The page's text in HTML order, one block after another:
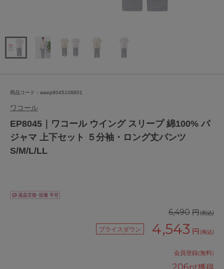
商品コード：waep8045108801
ワコール
EP8045｜ワコール ウイング スリープ 綿100% パ
ジャマ 上下セット ５分袖・ロング丈パンツ
S/M/L/LL
6,490 円(税込)
プライスダウン 4,543 円 (税込)
会員登録(無料)